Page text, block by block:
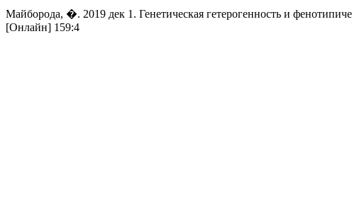
Майборода, �. 2019 дек 1. Генетическая гетерогенность и
[Онлайн] 159:4